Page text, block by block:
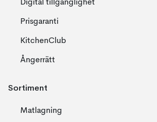
Digital tillgänglighet
Prisgaranti
KitchenClub
Ångerrätt
Sortiment
Matlagning